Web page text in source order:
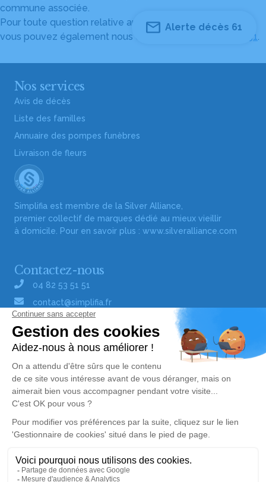
commune associée.
Pour toute question relative au fonctionnement du site,
vous pouvez également nous contacter au
04 82 53 51 51.
Alerte décès 61
Nos services
Avis de décès
Liste des familles
Annuaire des pompes funèbres
Livraison de fleurs
Simplifia est membre de la Silver Alliance,
premier collectif de marques dédié au mieux vieillir
à domicile. Pour en savoir plus : www.silveralliance.com
Contactez-nous
04 82 53 51 51
contact@simplifia.fr
Réseaux sociaux
Liens utiles
Publier un avis de décès
Signaler un abus/une erreur
Consultez nos offres d'emploi
Politique de traitement des données